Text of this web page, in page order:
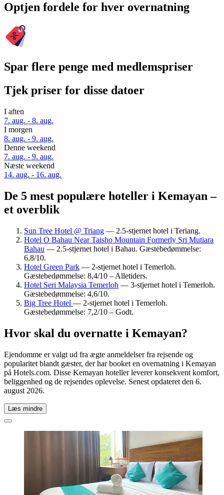
Optjen fordele for hver overnatning
Spar flere penge med medlemspriser
Tjek priser for disse datoer
I aften
7. aug. - 8. aug.
I morgen
8. aug. - 9. aug.
Denne weekend
7. aug. - 9. aug.
Næste weekend
14. aug. - 16. aug.
De 5 mest populære hoteller i Kemayan –
et overblik
Sun Tree Hotel @ Triang — 2.5-stjernet hotel i Teriang.
Hotel O Bahau Near Taisho Mountain Formerly Sri Mutiara
Bahau — 2.5-stjernet hotel i Bahau. Gæstebedømmelse:
6,8/10.
Hotel Green Park — 2-stjernet hotel i Temerloh.
Gæstebedømmelse: 8,4/10 – Alletiders.
Hotel Seri Malaysia Temerloh — 3-stjernet hotel i Temerloh.
Gæstebedømmelse: 4,6/10.
Big Tree Hotel — 2-stjernet hotel i Temerloh.
Gæstebedømmelse: 7,2/10 – Godt.
Hvor skal du overnatte i Kemayan?
Ejendomme er valgt ud fra ægte anmeldelser fra rejsende og
popularitet blandt gæster, der har booket en overnatning i Kemayan
på Hotels.com. Disse Kemayan hoteller leverer konsekvent komfort,
beliggenhed og de rejsendes oplevelse. Senest opdateret den 6.
august 2026.
Læs mindre